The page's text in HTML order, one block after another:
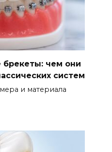
чем они
систем
и материала